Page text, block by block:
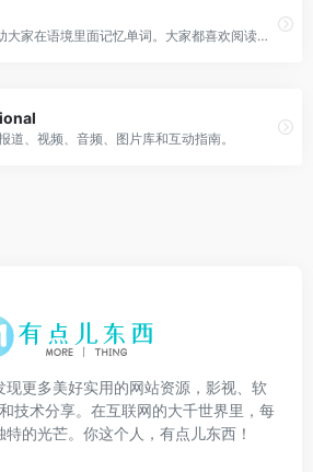
英语分级阅读帮助大家在语境里面记忆单词。大家都喜欢阅读英语美文，故事、笑话等等英语小短文，但大部分人不喜欢干巴巴的对照单词表背单词。把大家喜爱的有情节的英语短文和不爱记的单词结合起来，把记忆与形象思维联系起来。
道、视频、音频、图片库和互动指南。
现更多美好实用的网站资源，影视、软
技术分享。在互联网的大千世界里，每
的光芒。你这个人，有点儿东西！